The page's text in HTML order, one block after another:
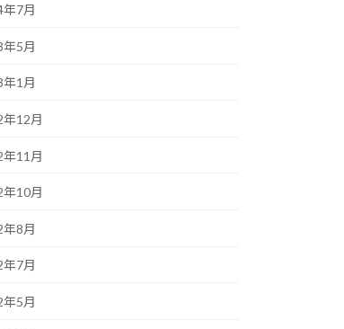
年7月
年5月
1月
年12月
年11月
年10月
年8月
年7月
年5月